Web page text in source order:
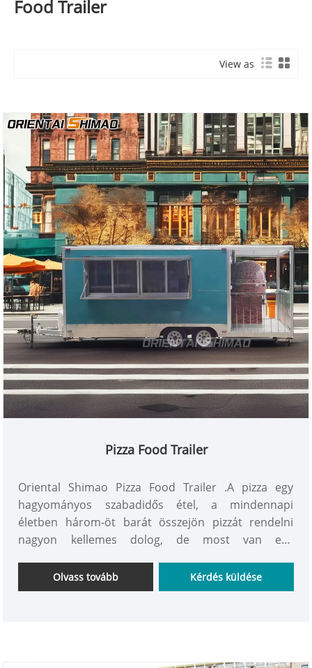
Food Trailer
View as
Pizza Food Trailer
Oriental Shimao Pizza Food Trailer .A pizza egy
hagyományos szabadidős étel, a mindennapi
életben három-öt barát összejön pizzát rendelni
nagyon kellemes dolog, de most van egy
kényelmesebb és a népszerű utcák divatos trendje!
kapd meg most!
Olvass tovább Kérdés küldése